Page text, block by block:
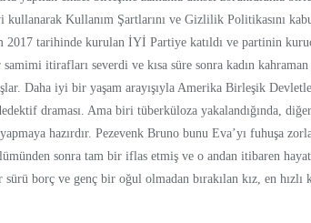
kullanarak Kullanım Şartlarını ve Gizlilik Politikasını
2017 tarihinde kurulan İYİ Partiye katıldı ve partinin
itirafları severdi ve kısa süre sonra kadın
Daha iyi bir yaşam arayışıyla Amerika Birleşik
draması. Ama biri tüberküloza yakalandığında,
hazırdır. Pezevenk Bruno bunu Eva’yı fuhuşa
sonra tam bir iflas etmiş ve o andan itibaren
sürü borç ve genç bir oğul olmadan bırakılan kız, en